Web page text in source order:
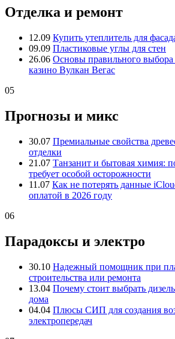
Отделка и ремонт
12.09 Купить утеплитель для
09.09 Пластиковые углы для стен
26.06 Основы правильного выбора
казино Вулкан Вегас
05
Прогнозы и микс
30.07 Премиальные свойства
отделки
21.07 Танзанит и бытовая химия:
требует особой осторожности
11.07 Как не потерять данные
оплатой в 2026 году
06
Парадоксы и электро
30.10 Надежный помощник при
строительства или ремонта
13.04 Почему стоит выбрать
дома
04.04 Плюсы СИП для создания
электропередач